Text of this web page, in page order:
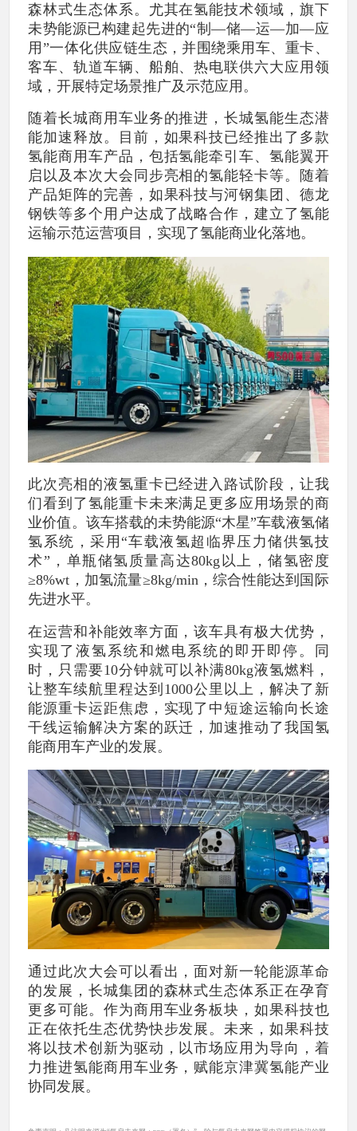
森林式生态体系。尤其在氢能技术领域，旗下
未势能源已构建起先进的“制—储—运—加—应
用”一体化供应链生态，并围绕乘用车、重卡、
客车、轨道车辆、船舶、热电联供六大应用领
域，开展特定场景推广及示范应用。
随着长城商用车业务的推进，长城氢能生态潜
能加速释放。目前，如果科技已经推出了多款
氢能商用车产品，包括氢能牵引车、氢能翼开
启以及本次大会同步亮相的氢能轻卡等。随着
产品矩阵的完善，如果科技与河钢集团、德龙
钢铁等多个用户达成了战略合作，建立了氢能
运输示范运营项目，实现了氢能商业化落地。
此次亮相的液氢重卡已经进入路试阶段，让我
们看到了氢能重卡未来满足更多应用场景的商
业价值。该车搭载的未势能源“木星”车载液氢储
氢系统，采用“车载液氢超临界压力储供氢技
术”，单瓶储氢质量高达80kg以上，储氢密度
≥8%wt，加氢流量≥8kg/min，综合性能达到国际
先进水平。
在运营和补能效率方面，该车具有极大优势，
实现了液氢系统和燃电系统的即开即停。同
时，只需要10分钟就可以补满80kg液氢燃料，
让整车续航里程达到1000公里以上，解决了新
能源重卡运距焦虑，实现了中短途运输向长途
干线运输解决方案的跃迁，加速推动了我国氢
能商用车产业的发展。
通过此次大会可以看出，面对新一轮能源革命
的发展，长城集团的森林式生态体系正在孕育
更多可能。作为商用车业务板块，如果科技也
正在依托生态优势快步发展。未来，如果科技
将以技术创新为驱动，以市场应用为导向，着
力推进氢能商用车业务，赋能京津冀氢能产业
协同发展。